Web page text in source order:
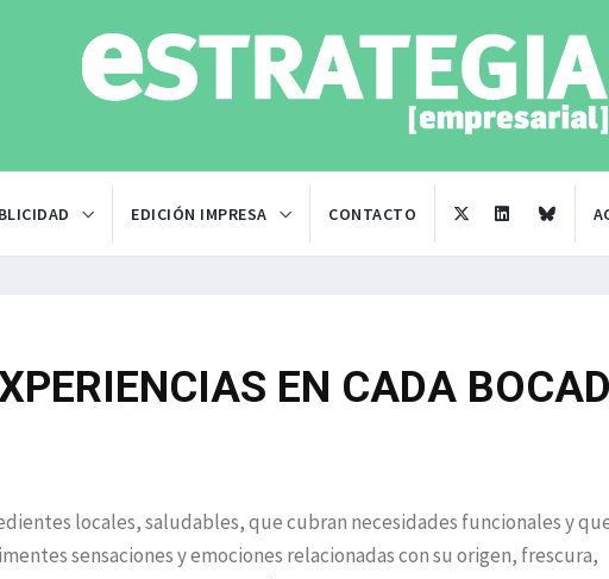
EDICIÓN IMPRESA CONTACTO
EN CADA
locales, saludables, que cubran necesidades funcionales y
sensaciones y emociones relacionadas con su origen, frescura,